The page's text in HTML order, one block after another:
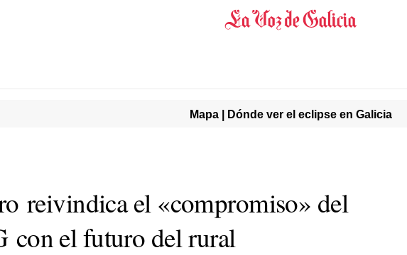
Mapa | Dónde ver el eclipse en Galicia
reivindica el «compromiso» del
con el futuro del rural